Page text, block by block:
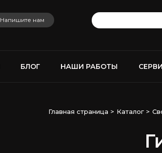
Напишите нам
БЛОГ НАШИ РАБОТЫ
Главная страница > Каталог>